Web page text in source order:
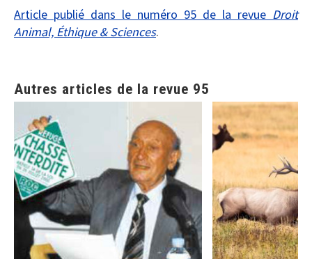
Article publié dans le numéro 95 de la revue Droit
Animal, Éthique & Sciences.
Autres articles de la revue 95